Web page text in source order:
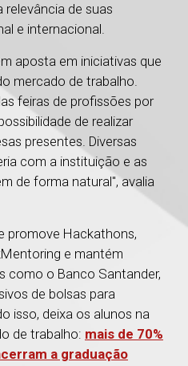
de suas
e internacional.
aposta em iniciativas que
mercado de trabalho.
feiras de profissões por
de realizar
presentes. Diversas
com a instituição e as
de forma natural", avalia
promove Hackathons,
e mantém
como o Banco Santander,
de bolsas para
isso, deixa os alunos na
de trabalho: mais de 70%
a graduação